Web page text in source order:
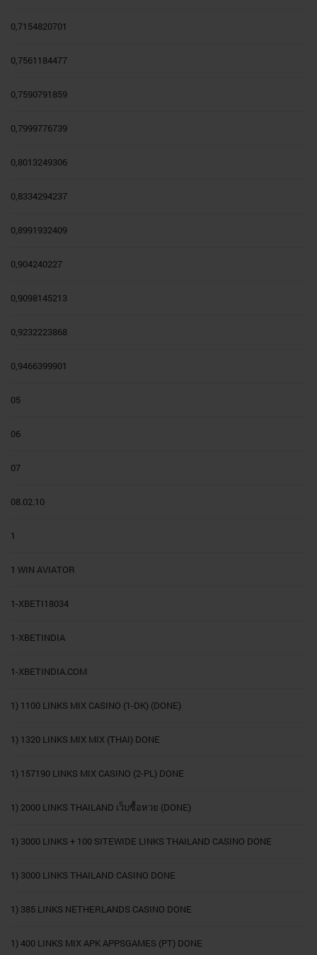
0,7154820701
0,7561184477
0,7590791859
0,7999776739
0,8013249306
0,8334294237
0,8991932409
0,904240227
0,9098145213
0,9232223868
0,9466399901
05
06
07
08.02.10
1
1 WIN AVIATOR
1-XBETI18034
1-XBETINDIA
1-XBETINDIA.COM
1) 1100 LINKS MIX CASINO (1-DK) (DONE)
1) 1320 LINKS MIX MIX (THAI) DONE
1) 157190 LINKS MIX CASINO (2-PL) DONE
1) 2000 LINKS THAILAND เว็บซื้อหวย (DONE)
1) 3000 LINKS + 100 SITEWIDE LINKS THAILAND CASINO DONE
1) 3000 LINKS THAILAND CASINO DONE
1) 385 LINKS NETHERLANDS CASINO DONE
1) 400 LINKS MIX APK APPSGAMES (PT) DONE